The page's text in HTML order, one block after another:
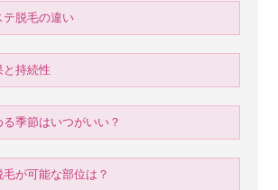
テ脱毛の違い
と持続性
季節はいつがいい？
が可能な部位は？